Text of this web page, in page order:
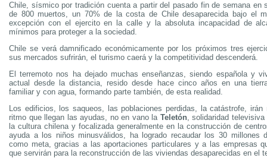
Chile, sísmico por tradición cuenta a partir del pasado fin de semana en
de 800 muertos, un 70% de la costa de Chile desaparecida bajo el
excepción con el ejercito en la calle y la absoluta incapacidad de
mínimos para proteger a la sociedad.
Chile se verá damnificado económicamente por los próximos tres
sus mercados sufrirán, el turismo caerá y la competitividad descenderá.
El terremoto nos ha dejado muchas enseñanzas, siendo española y
actual desde la distancia, resido desde hace cinco años en una
familiar y con agua, formando parte también, de esta realidad.
Los edificios, los saqueos, las poblaciones perdidas, la catástrofe, irán
ritmo que llegan las ayudas, no en vano la Teletón, solidaridad televisiva
la cultura chilena y focalizada generalmente en la construcción de
ayuda a los niños minusválidos, ha logrado recaudar los 30 millones
como meta, gracias a las aportaciones particulares y a las empresas
que servirán para la reconstrucción de las viviendas desaparecidas en el